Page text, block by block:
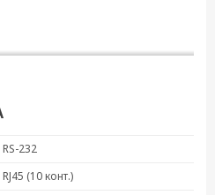
RS-232
RJ45 (10 конт.)